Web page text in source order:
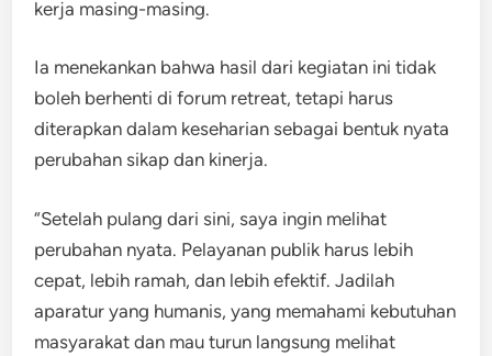
kerja masing-masing.
Ia menekankan bahwa hasil dari kegiatan ini tidak
boleh berhenti di forum retreat, tetapi harus
diterapkan dalam keseharian sebagai bentuk nyata
perubahan sikap dan kinerja.
“Setelah pulang dari sini, saya ingin melihat
perubahan nyata. Pelayanan publik harus lebih
cepat, lebih ramah, dan lebih efektif. Jadilah
aparatur yang humanis, yang memahami kebutuhan
masyarakat dan mau turun langsung melihat